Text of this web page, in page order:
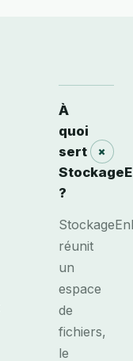
À
quoi
sert
?
+
réunit
un
espace
de
fichiers,
le